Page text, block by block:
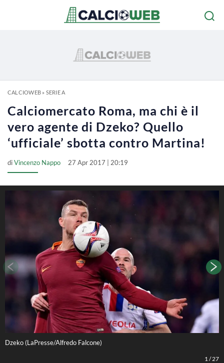
CALCIOWEB» SERIE A
Calciomercato Roma, ma chi è il
vero agente di Dzeko? Quello
‘ufficiale’ sbotta contro Martina!
diVincenzo Nappo 27 Apr 2017 | 20:19
Dzeko (LaPresse/Alfredo Falcone)
1 /27